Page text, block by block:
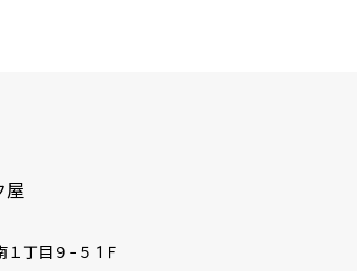
屋
１丁目９−５ 1Ｆ